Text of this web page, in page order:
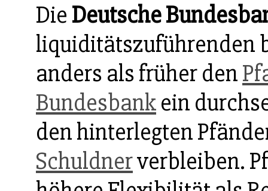
Die Deutsche
liquiditätszuführenden
anders als früher den
Bundesbankein
den hinterlegten
Schuldnerverbleiben.